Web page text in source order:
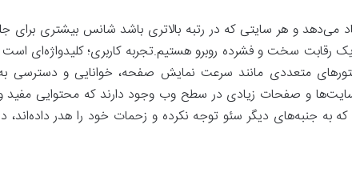
را به کاربران پیشنهاد می‌دهد و هر سایتی که در رتبه بالاتری باشد شانس
سخت و فشرده روبرو هستیم.تجربه کاربری؛ کلیدواژه‌ای است
متعددی مانند سرعت نمایش صفحه، خوانایی و دسترسی به
و صفحات زیادی در سطح وب وجود دارند که محتوایی مفید و
جنبه‌های دیگر سئو توجه نکرده و زحمات خود را هدر داده‌اند،